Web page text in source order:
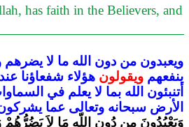
has faith in the Believers, and
ويعبدون من دون الله ما لا يضرهم
ينفعهم ويقولون هؤلاء شفعاؤنا عند
أتنبئون الله بما لا يعلم في
الأرض سبحانه وتعالى عما
وَيَعْبُدُونَ مِن دُونِ اللّهِ مَا لاَ يَضُرُّهُمْ